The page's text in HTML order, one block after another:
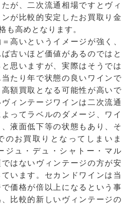
が、二次流通相場ですとヴィ
が比較的安定したお買取り金
も高めとなります。
高いというイメージが強く、
古いほど価値があるのではと
思いますが、実際はそうでは
たり年で状態の良いワインで
額買取となる可能性が高いで
ィンテージワインは二次流通
ってラベルのダメージ、ワイ
液面低下等の状態もあり、そ
のお買取りとなってしまいま
ジュ・デュ・シャトー・マル
はないヴィンテージの方が安
います。セカンドワインは当
価格が倍以上になるという事
比較的新しいヴィンテージの